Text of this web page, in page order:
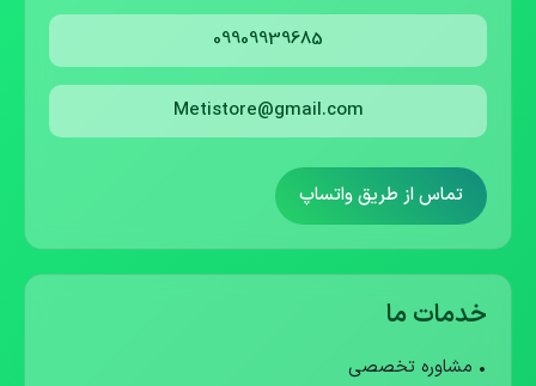
09909939685
Metistore@gmail.com
تماس از طریق واتساپ
خدمات ما
• مشاوره تخصصی